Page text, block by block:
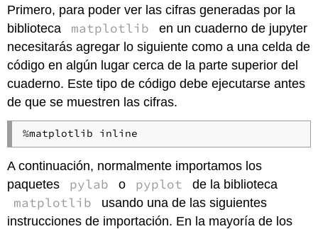
Primero, para poder ver las cifras generadas por la
biblioteca
matplotlib
en un cuaderno de jupyter
necesitarás agregar lo siguiente como a una celda de
código en algún lugar cerca de la parte superior del
cuaderno. Este tipo de código debe ejecutarse antes
de que se muestren las cifras.
%matplotlib inline
A continuación, normalmente importamos los
paquetes
pylab o pyplot de la biblioteca
matplotlib
usando una de las siguientes
instrucciones de importación. En la mayoría de los